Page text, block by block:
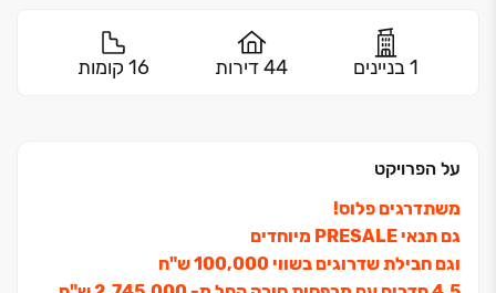
1 בניינים 44 דירות 16 קומות
על הפרויקט
משתדרגים פלוס!
גם תנאי PRESALE מיוחדים
וגם חבילת שדרוגים בשווי ‏100,000 ש"ח